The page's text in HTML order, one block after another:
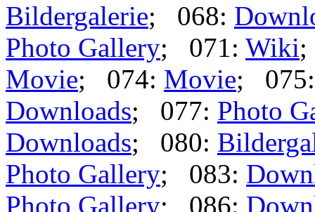
Bildergalerie; 068:
Photo Gallery; 071: Wiki
Movie; 074: Movie;
Downloads; 077: Photo
Downloads; 080:
Photo Gallery; 083:
Photo Gallery; 086: